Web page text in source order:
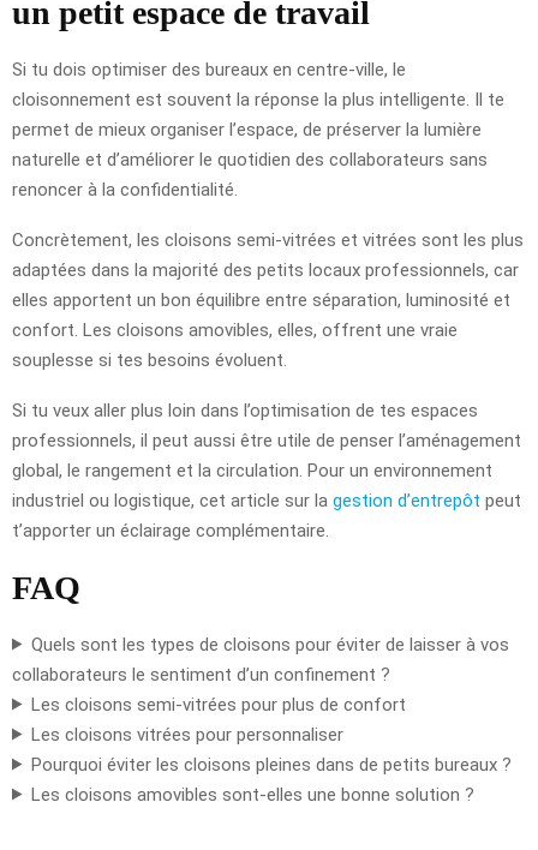
un petit espace de travail
Si tu dois optimiser des bureaux en centre-ville, le
cloisonnement est souvent la réponse la plus intelligente. Il te
permet de mieux organiser l’espace, de préserver la lumière
naturelle et d’améliorer le quotidien des collaborateurs sans
renoncer à la confidentialité.
Concrètement, les cloisons semi-vitrées et vitrées sont les plus
adaptées dans la majorité des petits locaux professionnels, car
elles apportent un bon équilibre entre séparation, luminosité et
confort. Les cloisons amovibles, elles, offrent une vraie
souplesse si tes besoins évoluent.
Si tu veux aller plus loin dans l’optimisation de tes espaces
professionnels, il peut aussi être utile de penser l’aménagement
global, le rangement et la circulation. Pour un environnement
industriel ou logistique, cet article sur la gestion d’entrepôt peut
t’apporter un éclairage complémentaire.
FAQ
Quels sont les types de cloisons pour éviter de laisser à vos
collaborateurs le sentiment d’un confinement ?
Les cloisons semi-vitrées pour plus de confort
Les cloisons vitrées pour personnaliser
Pourquoi éviter les cloisons pleines dans de petits bureaux ?
Les cloisons amovibles sont-elles une bonne solution ?